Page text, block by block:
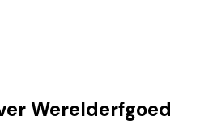
Werelderfgoed